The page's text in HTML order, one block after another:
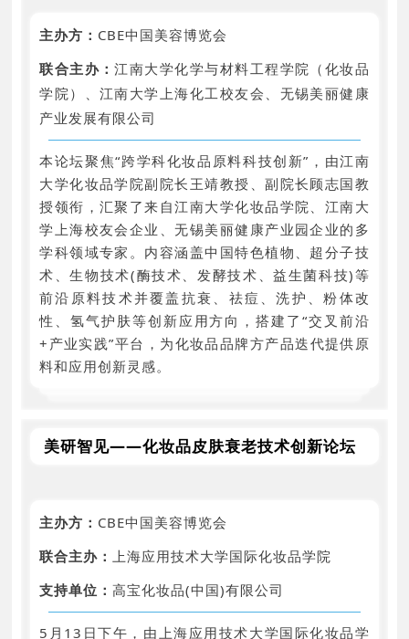
主办方： CBE中国美容博览会
联合主办：江南大学化学与材料工程学院（化妆品
学院）、江南大学上海化工校友会、无锡美丽健康
产业发展有限公司
本论坛聚焦“跨学科化妆品原料科技创新”，由江南
大学化妆品学院副院长王靖教授、副院长顾志国教
授领衔，汇聚了来自江南大学化妆品学院、江南大
学上海校友会企业、无锡美丽健康产业园企业的多
学科领域专家。内容涵盖中国特色植物、超分子技
术、生物技术(酶技术、发酵技术、益生菌科技)等
前沿原料技术并覆盖抗衰、祛痘、洗护、粉体改
性、氢气护肤等创新应用方向，搭建了“交叉前沿
+产业实践”平台，为化妆品品牌方产品迭代提供原
料和应用创新灵感。
美研智见——化妆品皮肤衰老技术创新论坛
主办方： CBE中国美容博览会
联合主办：上海应用技术大学国际化妆品学院
支持单位：高宝化妆品(中国)有限公司
5月13日下午，由上海应用技术大学国际化妆品学